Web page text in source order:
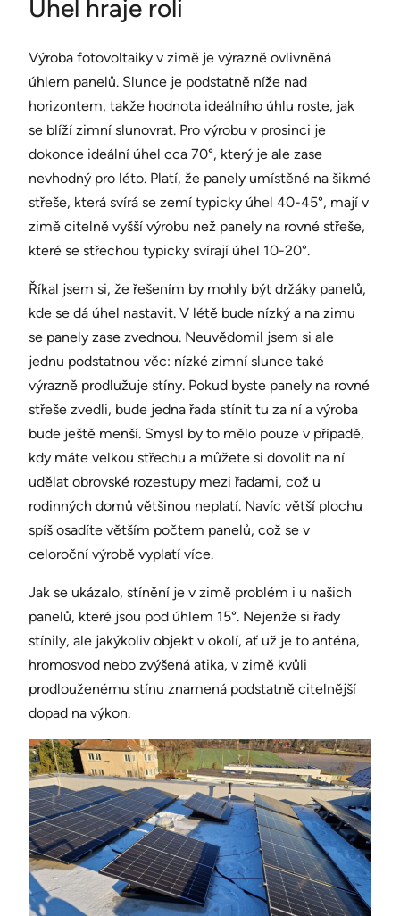
Úhel hraje roli
Výroba fotovoltaiky v zimě je výrazně ovlivněná
úhlem panelů. Slunce je podstatně níže nad
horizontem, takže hodnota ideálního úhlu roste, jak
se blíží zimní slunovrat. Pro výrobu v prosinci je
dokonce ideální úhel cca 70°, který je ale zase
nevhodný pro léto. Platí, že panely umístěné na šikmé
střeše, která svírá se zemí typicky úhel 40-45°, mají v
zimě citelně vyšší výrobu než panely na rovné střeše,
které se střechou typicky svírají úhel 10-20°.
Říkal jsem si, že řešením by mohly být držáky panelů,
kde se dá úhel nastavit. V létě bude nízký a na zimu
se panely zase zvednou. Neuvědomil jsem si ale
jednu podstatnou věc: nízké zimní slunce také
výrazně prodlužuje stíny. Pokud byste panely na rovné
střeše zvedli, bude jedna řada stínit tu za ní a výroba
bude ještě menší. Smysl by to mělo pouze v případě,
kdy máte velkou střechu a můžete si dovolit na ní
udělat obrovské rozestupy mezi řadami, což u
rodinných domů většinou neplatí. Navíc větší plochu
spíš osadíte větším počtem panelů, což se v
celoroční výrobě vyplatí více.
Jak se ukázalo, stínění je v zimě problém i u našich
panelů, které jsou pod úhlem 15°. Nejenže si řady
stínily, ale jakýkoliv objekt v okolí, ať už je to anténa,
hromosvod nebo zvýšená atika, v zimě kvůli
prodlouženému stínu znamená podstatně citelnější
dopad na výkon.